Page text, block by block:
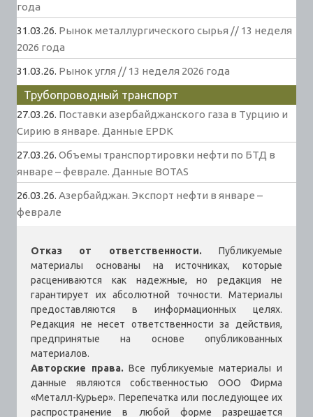
года
31.03.26. Рынок металлургического сырья // 13 неделя
2026 года
31.03.26. Рынок угля // 13 неделя 2026 года
Трубопроводный транспорт
27.03.26. Поставки азербайджанского газа в Турцию и
Сирию в январе. Данные EPDK
27.03.26. Объемы транспортировки нефти по БТД в
январе – феврале. Данные BOTAS
26.03.26. Азербайджан. Экспорт нефти в январе –
феврале
Отказ от ответственности. Публикуемые
материалы основаны на источниках, которые
расцениваются как надежные, но редакция не
гарантирует их абсолютной точности. Материалы
предоставляются в информационных целях.
Редакция не несет ответственности за действия,
предпринятые на основе опубликованных
материалов.
Авторские права. Все публикуемые материалы и
данные являются собственностью ООО Фирма
«Металл-Курьер». Перепечатка или последующее их
распространение в любой форме разрешается